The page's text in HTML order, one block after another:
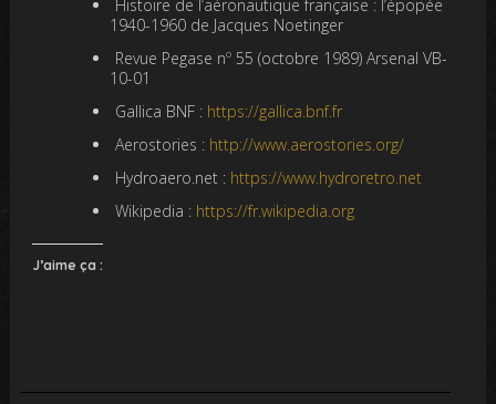
Histoire de l’aéronautique française : l’épopée
1940-1960 de Jacques Noetinger
Revue Pegase no55 (octobre 1989) Arsenal VB-
10-01
Gallica BNF : https://gallica.bnf.fr
Aerostories : http://www.aerostories.org/
Hydroaero.net : https://www.hydroretro.net
Wikipedia : https://fr.wikipedia.org
J’aime ça :